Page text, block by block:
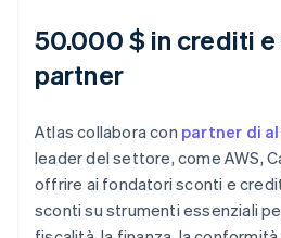
50.000 $ in crediti
partner
Atlas collabora con partner di
leader del settore, come AWS,
offrire ai fondatori sconti e
sconti su strumenti essenziali